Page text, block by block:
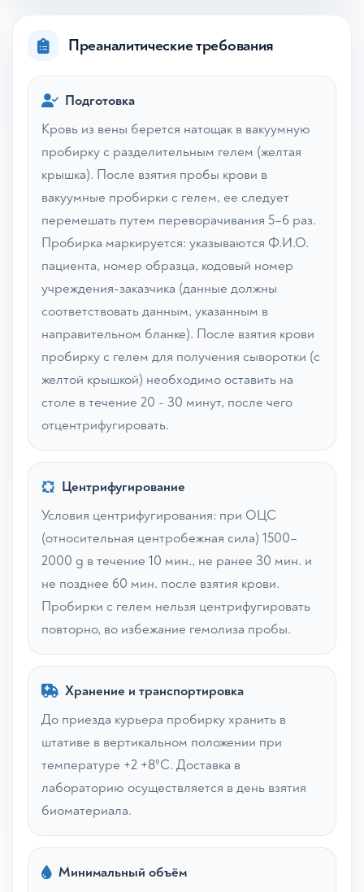
Преаналитические требования
Подготовка
Кровь из вены берется натощак в вакуумную
пробирку с разделительным гелем (желтая
крышка). После взятия пробы крови в
вакуумные пробирки с гелем, ее следует
перемешать путем переворачивания 5–6 раз.
Пробирка маркируется: указываются Ф.И.О.
пациента, номер образца, кодовый номер
учреждения-заказчика (данные должны
соответствовать данным, указанным в
направительном бланке). После взятия крови
пробирку с гелем для получения сыворотки (с
желтой крышкой) необходимо оставить на
столе в течение 20 - 30 минут, после чего
отцентрифугировать.
Центрифугирование
Условия центрифугирования: при ОЦС
(относительная центробежная сила) 1500–
2000 g в течение 10 мин., не ранее 30 мин. и
не позднее 60 мин. после взятия крови.
Пробирки с гелем нельзя центрифугировать
повторно, во избежание гемолиза пробы.
Хранение и транспортировка
До приезда курьера пробирку хранить в
штативе в вертикальном положении при
температуре +2 +8ºС. Доставка в
лабораторию осуществляется в день взятия
биоматериала.
Минимальный объём